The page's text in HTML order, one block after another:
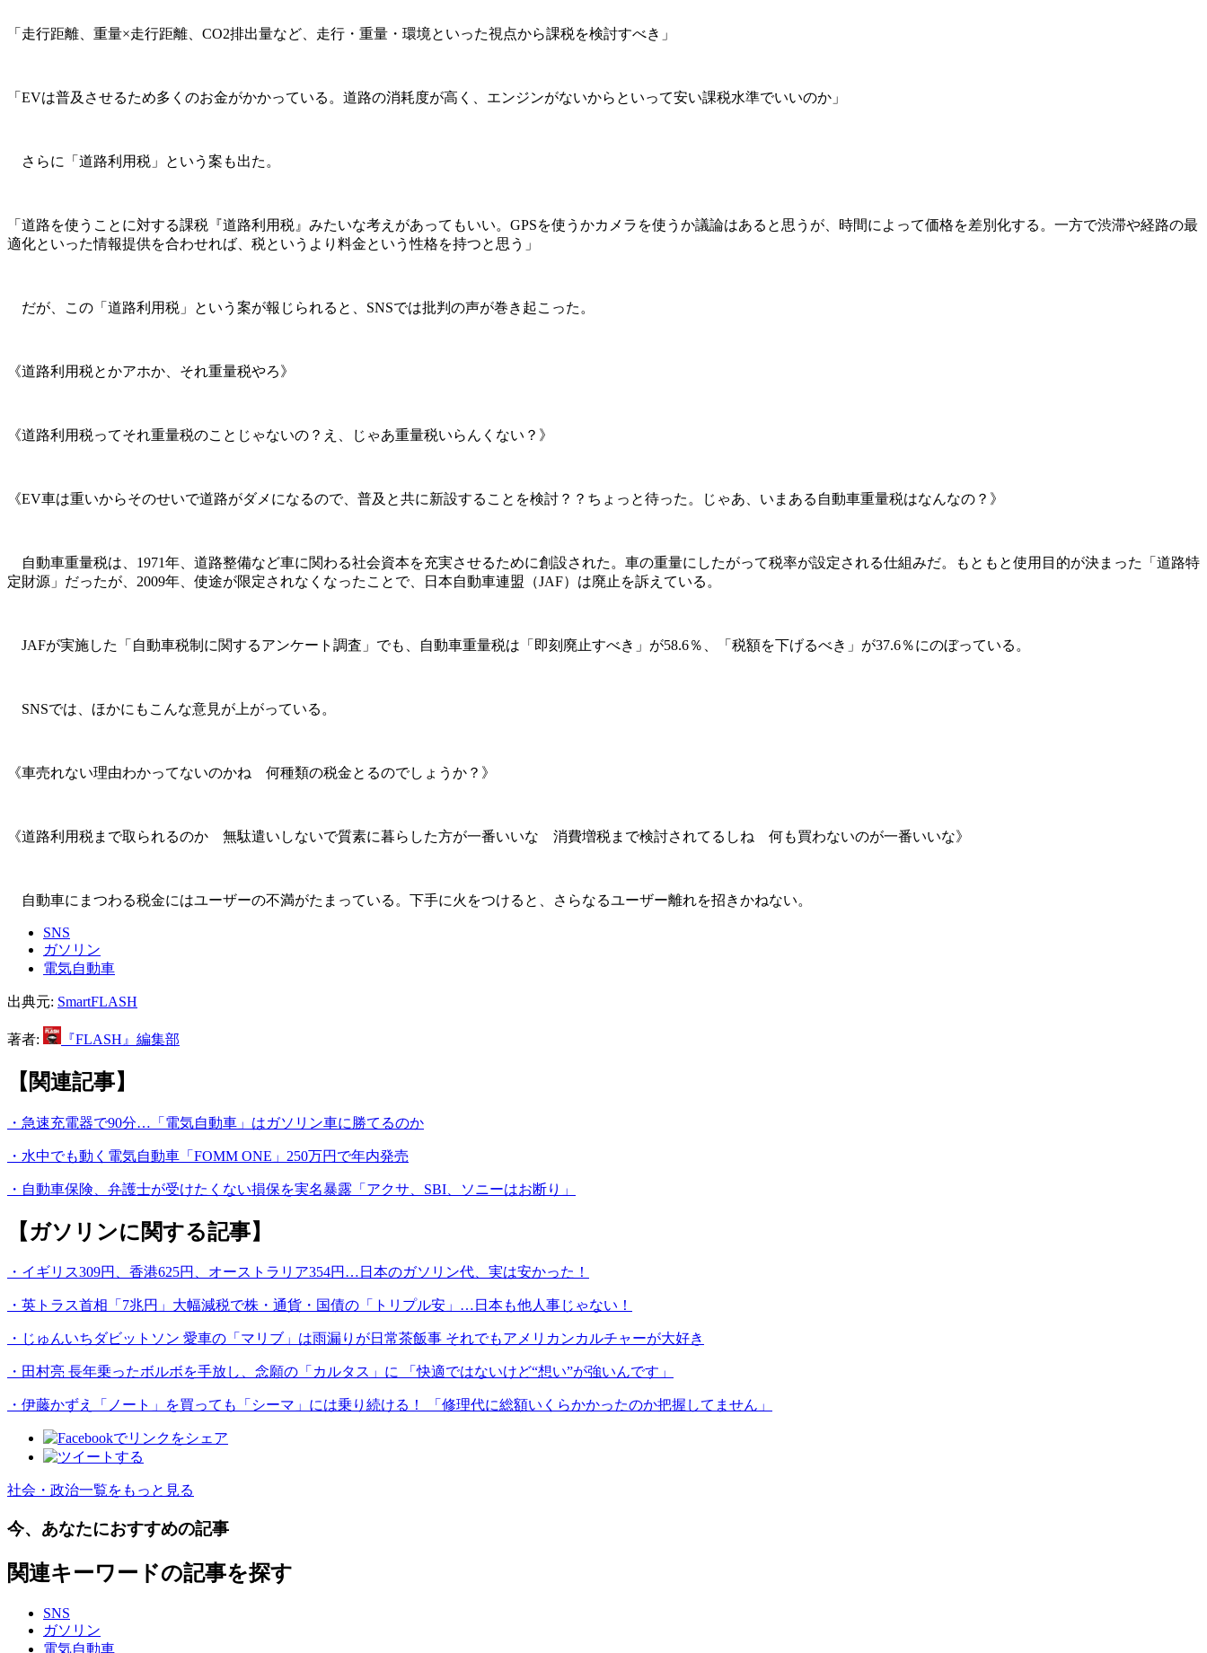
「走行距離、重量×走行距離、CO2排出量など、走行・重量・環境といった視点から課税を検討すべき」
「EVは普及させるため多くのお金がかかっている。道路の消耗度が高く、エンジンがないからといって安い課税水準でいいのか」
さらに「道路利用税」という案も出た。
「道路を使うことに対する課税『道路利用税』みたいな考えがあってもいい。GPSを使うかカメラを使うか議論はあると思うが、時間によって価格を差別化する。一方で渋滞や経路の最
適化といった情報提供を合わせれば、税というより料金という性格を持つと思う」
だが、この「道路利用税」という案が報じられると、SNSでは批判の声が巻き起こった。
《道路利用税とかアホか、それ重量税やろ》
《道路利用税ってそれ重量税のことじゃないの？え、じゃあ重量税いらんくない？》
《EV車は重いからそのせいで道路がダメになるので、普及と共に新設することを検討？？ちょっと待った。じゃあ、いまある自動車重量税はなんなの？》
自動車重量税は、1971年、道路整備など車に関わる社会資本を充実させるために創設された。車の重量にしたがって税率が設定される仕組みだ。もともと使用目的が決まった「道路特
定財源」だったが、2009年、使途が限定されなくなったことで、日本自動車連盟（JAF）は廃止を訴えている。
JAFが実施した「自動車税制に関するアンケート調査」でも、自動車重量税は「即刻廃止すべき」が58.6％、「税額を下げるべき」が37.6％にのぼっている。
SNSでは、ほかにもこんな意見が上がっている。
《車売れない理由わかってないのかね 何種類の税金とるのでしょうか？》
《道路利用税まで取られるのか 無駄遣いしないで質素に暮らした方が一番いいな 消費増税まで検討されてるしね 何も買わないのが一番いいな》
自動車にまつわる税金にはユーザーの不満がたまっている。下手に火をつけると、さらなるユーザー離れを招きかねない。
SNS
ガソリン
電気自動車
出典元: SmartFLASH
著者: 『FLASH』編集部
【関連記事】
・急速充電器で90分…「電気自動車」はガソリン車に勝てるのか
・水中でも動く電気自動車「FOMM ONE」250万円で年内発売
・自動車保険、弁護士が受けたくない損保を実名暴露「アクサ、SBI、ソニーはお断り」
【ガソリンに関する記事】
・イギリス309円、香港625円、オーストラリア354円…日本のガソリン代、実は安かった！
・英トラス首相「7兆円」大幅減税で株・通貨・国債の「トリプル安」…日本も他人事じゃない！
・じゅんいちダビットソン 愛車の「マリブ」は雨漏りが日常茶飯事 それでもアメリカンカルチャーが大好き
・田村亮 長年乗ったボルボを手放し、念願の「カルタス」に 「快適ではないけど“想い”が強いんです」
・伊藤かずえ「ノート」を買っても「シーマ」には乗り続ける！ 「修理代に総額いくらかかったのか把握してません」
社会・政治一覧をもっと見る
今、あなたにおすすめの記事
関連キーワードの記事を探す
SNS
ガソリン
電気自動車